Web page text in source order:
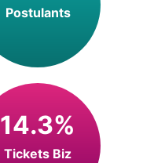
Postulants
14.3%
Tickets Biz